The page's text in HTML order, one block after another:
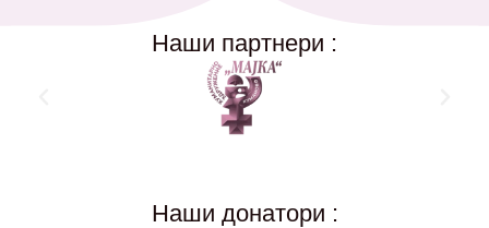
Наши партнери :
Наши донатори :